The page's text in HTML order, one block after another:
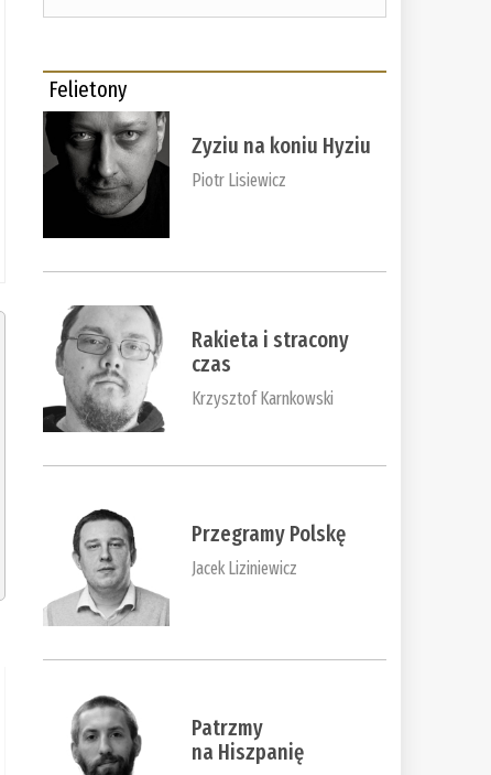
Felietony
Zyziu na koniu Hyziu
Piotr Lisiewicz
Rakieta i stracony
czas
Krzysztof Karnkowski
Przegramy Polskę
Jacek Liziniewicz
Patrzmy
na Hiszpanię